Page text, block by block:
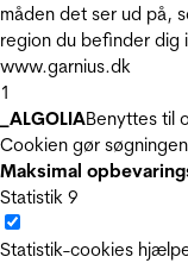
måden det ser ud på,
region du befinder dig
www.garnius.dk
1
_ALGOLIABenyttes til
Cookien gør
Maksimal
Statistik 9
Statistik-cookies